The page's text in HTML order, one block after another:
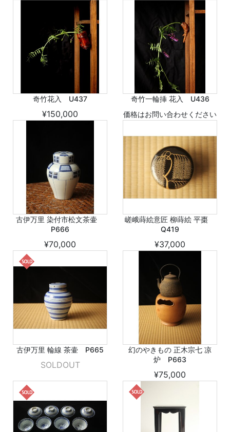
奇竹花入 U437
¥150,000
奇竹一輪挿 花入 U436
価格はお問い合わせください
古伊万里 染付市松文茶壷
P666
¥70,000
嵯峨蒔絵意匠 柳蒔絵 平棗
Q419
¥37,000
古伊万里 輪線 茶壷 P665
SOLDOUT
幻のやきもの 正木宗七 凉
炉 P663
¥75,000